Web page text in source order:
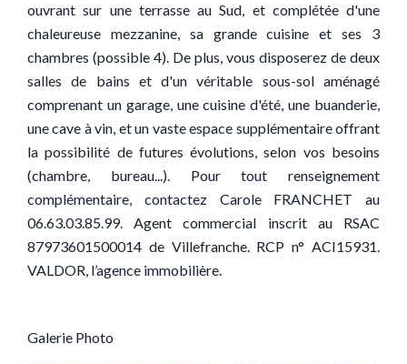
ouvrant sur une terrasse au Sud, et complétée d'une
chaleureuse mezzanine, sa grande cuisine et ses 3
chambres (possible 4). De plus, vous disposerez de deux
salles de bains et d'un véritable sous-sol aménagé
comprenant un garage, une cuisine d'été, une buanderie,
une cave à vin, et un vaste espace supplémentaire offrant
la possibilité de futures évolutions, selon vos besoins
(chambre, bureau...). Pour tout renseignement
complémentaire, contactez Carole FRANCHET au
06.63.03.85.99. Agent commercial inscrit au RSAC
87973601500014 de Villefranche. RCP n° ACI15931.
VALDOR, l’agence immobilière.
Galerie Photo